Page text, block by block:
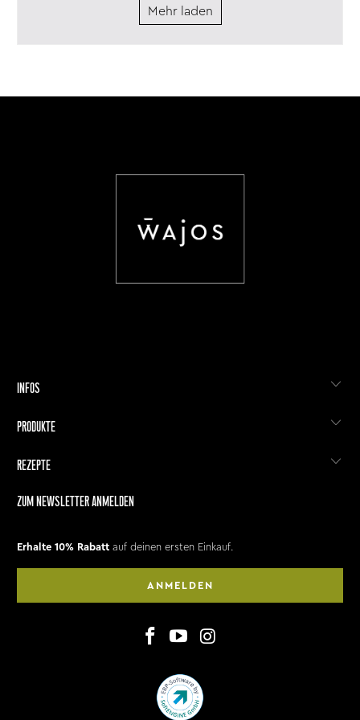
Mehr laden
INFOS
PRODUKTE
REZEPTE
ZUM NEWSLETTER ANMELDEN
Erhalte 10% Rabatt auf deinen ersten Einkauf.
ANMELDEN